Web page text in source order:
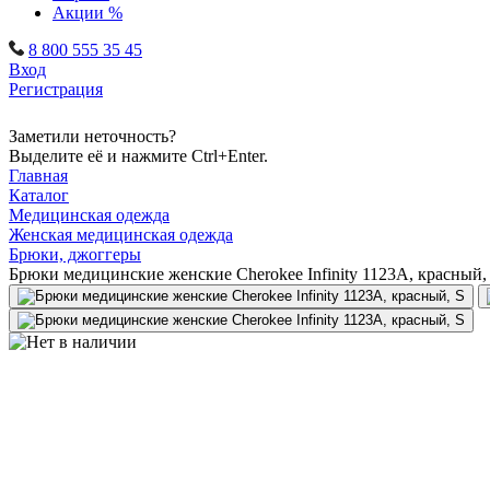
Акции %
8 800 555 35 45
Вход
Регистрация
Заметили неточность?
Выделите её и нажмите Ctrl+Enter.
Главная
Каталог
Медицинская одежда
Женская медицинская одежда
Брюки, джоггеры
Брюки медицинские женские Cherokee Infinity 1123A, красный,